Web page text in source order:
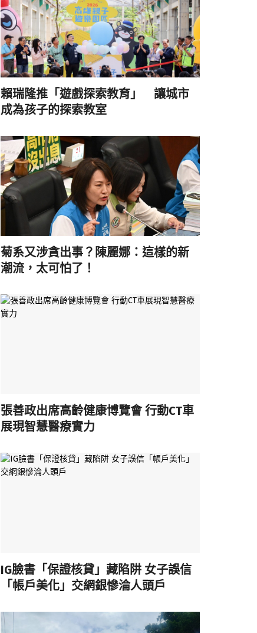
賴瑞隆推「遊戲探索教育」 讓城市
成為孩子的探索教室
菊系又涉貪出事？陳麗娜：這樣的新
潮流，太可怕了！
張善政出席高齡健康博覽會 行動CT車
展現智慧醫療實力
IG臉書「保證核貸」藏陷阱 女子誤信
「帳戶美化」交網銀慘淪人頭戶